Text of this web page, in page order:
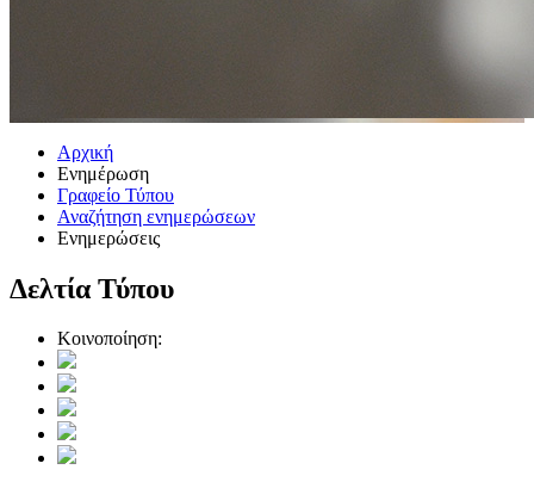
Αρχική
Ενημέρωση
Γραφείο Τύπου
Αναζήτηση ενημερώσεων
Ενημερώσεις
Δελτία Τύπου
Κοινοποίηση: